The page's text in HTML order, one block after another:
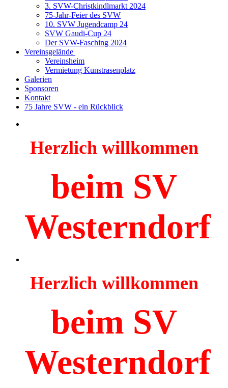
3. SVW-Christkindlmarkt 2024
75-Jahr-Feier des SVW
10. SVW Jugendcamp 24
SVW Gaudi-Cup 24
Der SVW-Fasching 2024
Vereinsgelände
Vereinsheim
Vermietung Kunstrasenplatz
Galerien
Sponsoren
Kontakt
75 Jahre SVW - ein Rückblick
Herzlich willkommen
beim SV
Westerndorf
Herzlich willkommen
beim SV
Westerndorf